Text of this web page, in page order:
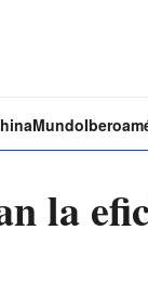
Mundo
la